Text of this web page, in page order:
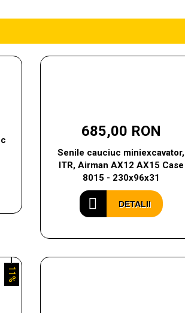
685,00 RON
Senile cauciuc miniexcavator,
ITR, Airman AX12 AX15 Case
8015 - 230x96x31
DETALII
11%